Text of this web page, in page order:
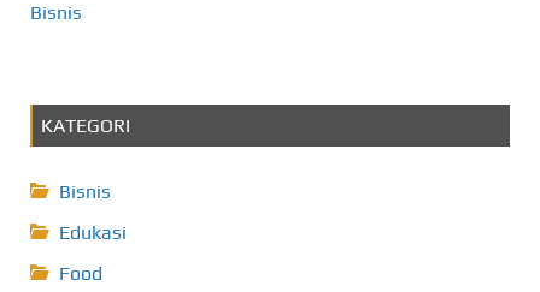
Bisnis
KATEGORI
Bisnis
Edukasi
Food